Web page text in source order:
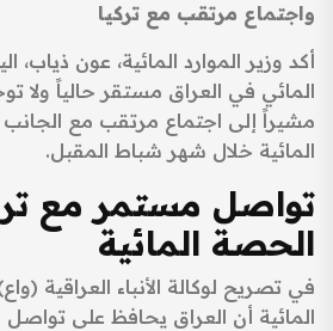
واجتماع مرتقب مع تركيا
أكد وزير الموارد المائية، عون ذياب،
المائي في العراق مستقر حالياً ولا
مشيراً إلى اجتماع مرتقب مع
المائية خلال شهر شباط المقبل.
تواصل مستمر مع
الحصة المائية
في تصريح لوكالة الأنباء العراقية
المائية أن العراق يحافظ على